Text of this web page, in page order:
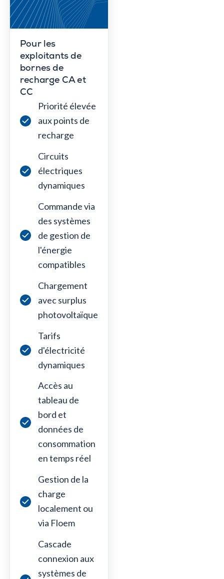
Pour les
exploitants de
bornes de
recharge CA et
CC
Priorité élevée
aux points de
recharge
Circuits
électriques
dynamiques
Commande via
des systèmes
de gestion de
l'énergie
compatibles
Chargement
avec surplus
photovoltaïque
Tarifs
d'électricité
dynamiques
Accès au
tableau de
bord et
données de
consommation
en temps réel
Gestion de la
charge
localement ou
via Floem
Cascade
connexion aux
systèmes de